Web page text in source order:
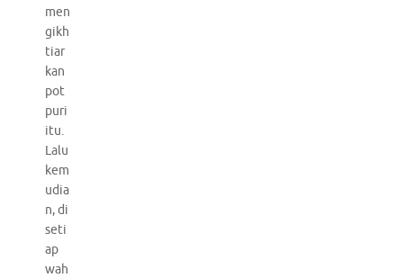
men
gikh
tiar
kan
pot
puri
itu.
Lalu
kem
udia
n, di
seti
ap
wah